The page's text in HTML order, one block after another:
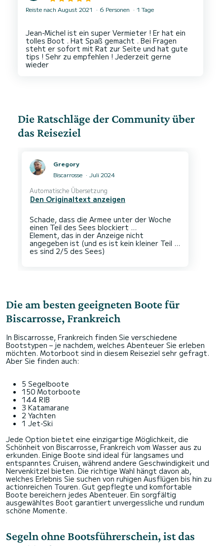
Reiste nach August 2021 6 Personen 1 Tage
Jean-Michel ist ein super Vermieter ! Er hat ein
tolles Boot . Hat Spaß gemacht . Bei Fragen
steht er sofort mit Rat zur Seite und hat gute
tips ! Sehr zu empfehlen ! Jederzeit gerne
Die Ratschläge der Community über
das Reiseziel
Gregory
Biscarrosse
Juli 2024
Automatische Übersetzung
Den Originaltext anzeigen
Schade, dass die Armee unter der Woche
einen Teil des Sees blockiert ...
Element, das in der Anzeige nicht
angegeben ist (und es ist kein kleiner Teil ...
Die am besten geeigneten Boote für
Biscarrosse, Frankreich
In Biscarrosse, Frankreich finden Sie verschiedene
Bootstypen – je nachdem, welches Abenteuer Sie erleben
möchten. Motorboot sind in diesem Reiseziel sehr gefragt.
Aber Sie finden auch:
5 Segelboote
150 Motorboote
144 RIB
3 Katamarane
2 Yachten
1 Jet-Ski
Jede Option bietet eine einzigartige Möglichkeit, die
Schönheit von Biscarrosse, Frankreich vom Wasser aus zu
erkunden. Einige Boote sind ideal für langsames und
entspanntes Cruisen, während andere Geschwindigkeit und
Nervenkitzel bieten. Die richtige Wahl hängt davon ab,
welches Erlebnis Sie suchen von ruhigen Ausflügen bis hin zu
actionreichen Touren. Gut gepflegte und komfortable
Boote bereichern jedes Abenteuer. Ein sorgfältig
ausgewähltes Boot garantiert unvergessliche und rundum
schöne Momente.
Segeln ohne Bootsführerschein, ist das